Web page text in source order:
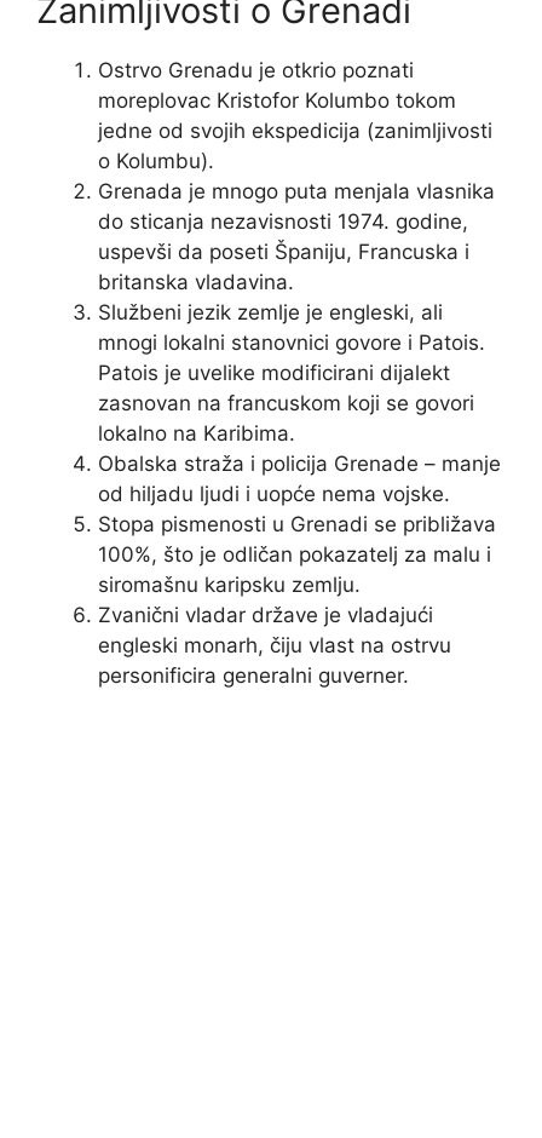
Zanimljivosti o Grenadi
Ostrvo Grenadu je otkrio poznati
moreplovac Kristofor Kolumbo tokom
jedne od svojih ekspedicija (zanimljivosti
o Kolumbu).
Grenada je mnogo puta menjala vlasnika
do sticanja nezavisnosti 1974. godine,
uspevši da poseti Španiju, Francuska i
britanska vladavina.
Službeni jezik zemlje je engleski, ali
mnogi lokalni stanovnici govore i Patois.
Patois je uvelike modificirani dijalekt
zasnovan na francuskom koji se govori
lokalno na Karibima.
Obalska straža i policija Grenade – manje
od hiljadu ljudi i uopće nema vojske.
Stopa pismenosti u Grenadi se približava
100%, što je odličan pokazatelj za malu i
siromašnu karipsku zemlju.
Zvanični vladar države je vladajući
engleski monarh, čiju vlast na ostrvu
personificira generalni guverner.